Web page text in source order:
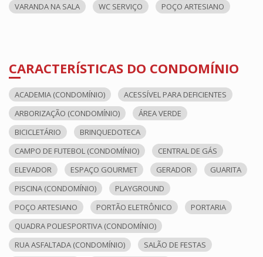
VARANDA NA SALA
WC SERVIÇO POÇO ARTESIANO
CARACTERÍSTICAS DO CONDOMÍNIO
ACADEMIA (CONDOMÍNIO)
ACESSÍVEL PARA DEFICIENTES
ARBORIZAÇÃO (CONDOMÍNIO)
ÁREA VERDE
BICICLETÁRIO
BRINQUEDOTECA
CAMPO DE FUTEBOL (CONDOMÍNIO)
CENTRAL DE GÁS
ELEVADOR
ESPAÇO GOURMET GERADOR
GUARITA
PISCINA (CONDOMÍNIO)
PLAYGROUND
POÇO ARTESIANO
PORTÃO ELETRÔNICO
PORTARIA
QUADRA POLIESPORTIVA (CONDOMÍNIO)
RUA ASFALTADA (CONDOMÍNIO)
SALÃO DE FESTAS